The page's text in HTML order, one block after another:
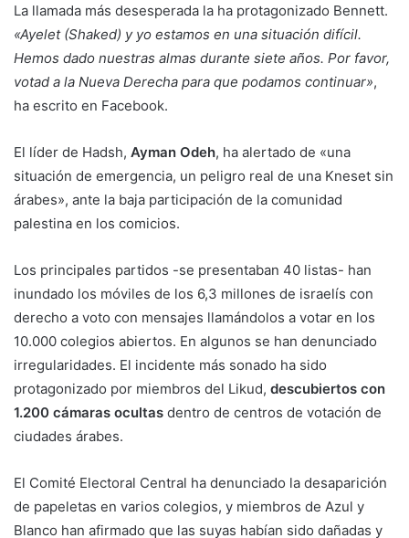
La llamada más desesperada la ha protagonizado Bennett.
«Ayelet (Shaked) y yo estamos en una situación difícil.
Hemos dado nuestras almas durante siete años. Por favor,
votad a la Nueva Derecha para que podamos continuar»,
ha escrito en Facebook.
El líder de Hadsh, Ayman Odeh, ha alertado de «una
situación de emergencia, un peligro real de una Kneset sin
árabes», ante la baja participación de la comunidad
palestina en los comicios.
Los principales partidos -se presentaban 40 listas- han
inundado los móviles de los 6,3 millones de israelís con
derecho a voto con mensajes llamándolos a votar en los
10.000 colegios abiertos. En algunos se han denunciado
irregularidades. El incidente más sonado ha sido
protagonizado por miembros del Likud, descubiertos con
1.200 cámaras ocultas dentro de centros de votación de
ciudades árabes.
El Comité Electoral Central ha denunciado la desaparición
de papeletas en varios colegios, y miembros de Azul y
Blanco han afirmado que las suyas habían sido dañadas y